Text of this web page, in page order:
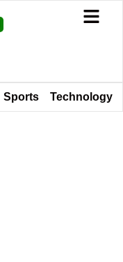
Sports Technology